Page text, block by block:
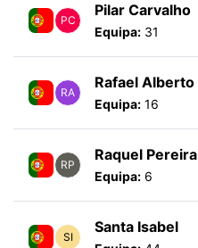
PC
Pilar Carvalho
Equipa: 31
RA
Rafael Alberto
Equipa: 16
RP
Raquel Pereira
Equipa: 6
SI
Santa Isabel